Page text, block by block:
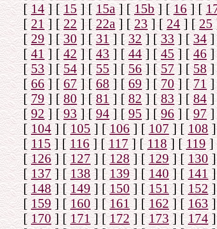
[14] [15] [15a] [15b] [16] [
[21] [22 ] [22a] [23] [24] [25
[29] [30] [31] [32] [33] [34]
[41] [42] [43] [44] [45] [46]
[53] [54] [55] [56] [57] [58]
[66] [67] [68] [69] [70] [71]
[79] [80] [81] [82] [83] [84]
[92] [93] [94] [95] [96] [97]
[104] [105] [106] [107] [108]
[115] [116] [117] [118] [119]
[126] [127] [128] [129] [130]
[137] [138] [139] [140] [141]
[148] [149] [150] [151] [152]
[159] [160] [161] [162] [ 163]
[170] [171] [172] [173] [174]